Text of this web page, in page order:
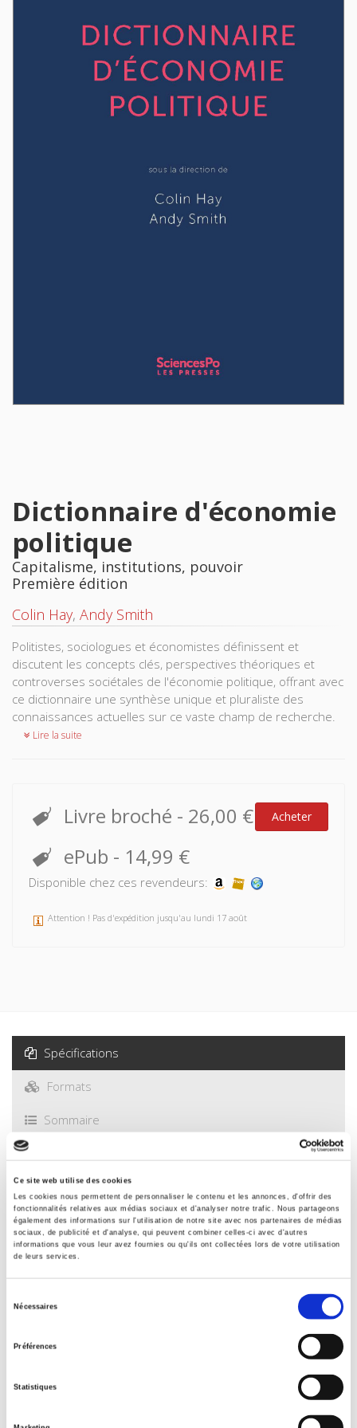
Ce site web utilise des cookies
Les cookies nous permettent de personnaliser le contenu et les annonces, d'offrir des
fonctionnalités relatives aux médias sociaux et d'analyser notre trafic. Nous partageons
également des informations sur l'utilisation de notre site avec nos partenaires de médias
sociaux, de publicité et d'analyse, qui peuvent combiner celles-ci avec d'autres
informations que vous leur avez fournies ou qu'ils ont collectées lors de votre utilisation
de leurs services.
Nécessaires
Préférences
Statistiques
Dictionnaire d'économie
politique
Capitalisme, institutions, pouvoir
Première édition
Colin Hay, Andy Smith
Politistes, sociologues et économistes définissent et
discutent les concepts clés, perspectives théoriques et
controverses sociétales de l'économie politique, offrant avec
ce dictionnaire une synthèse unique et pluraliste des
connaissances actuelles sur ce vaste champ de recherche.
Lire la suite
Livre broché - 26,00 € Acheter
ePub - 14,99 €
Disponible chez ces revendeurs:
Attention ! Pas d'expédition jusqu'au lundi 17 août
Spécifications
Formats
Sommaire
Spécifications
Éditeur
Colin Hay
Collection
Langue
français
Catégorie (éditeur)